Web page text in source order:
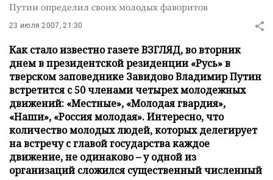
Путин определил своих молодых фаворитов
23 июля 2007, 21:30
Как стало известно газете ВЗГЛЯД, во вторник
днем в президентской резиденции «Русь» в
тверском заповеднике Завидово Владимир Путин
встретится с 50 членами четырех молодежных
движений: «Местные», «Молодая гвардия»,
«Наши», «Россия молодая». Интересно, что
количество молодых людей, которых делегирует
на встречу с главой государства каждое
движение, не одинаково – у одной из
организаций сложился существенный численный